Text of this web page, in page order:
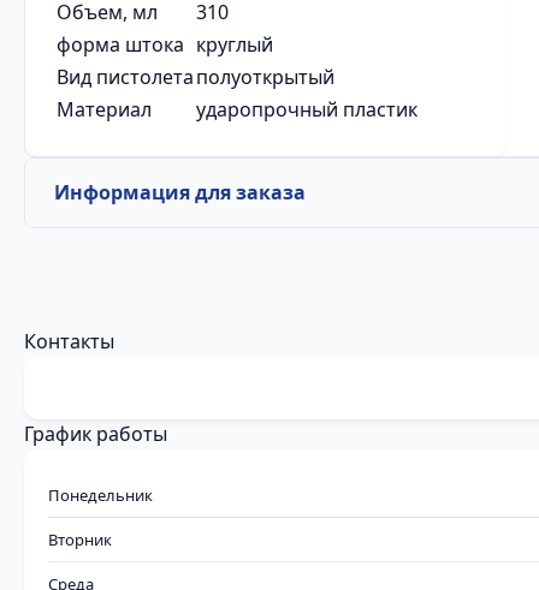
Объем, мл
310
форма штока круглый
Вид пистолетаполуоткрытый
Материал
ударопрочный пластик
Информация для заказа
Контакты
График работы
Понедельник
Вторник
Среда